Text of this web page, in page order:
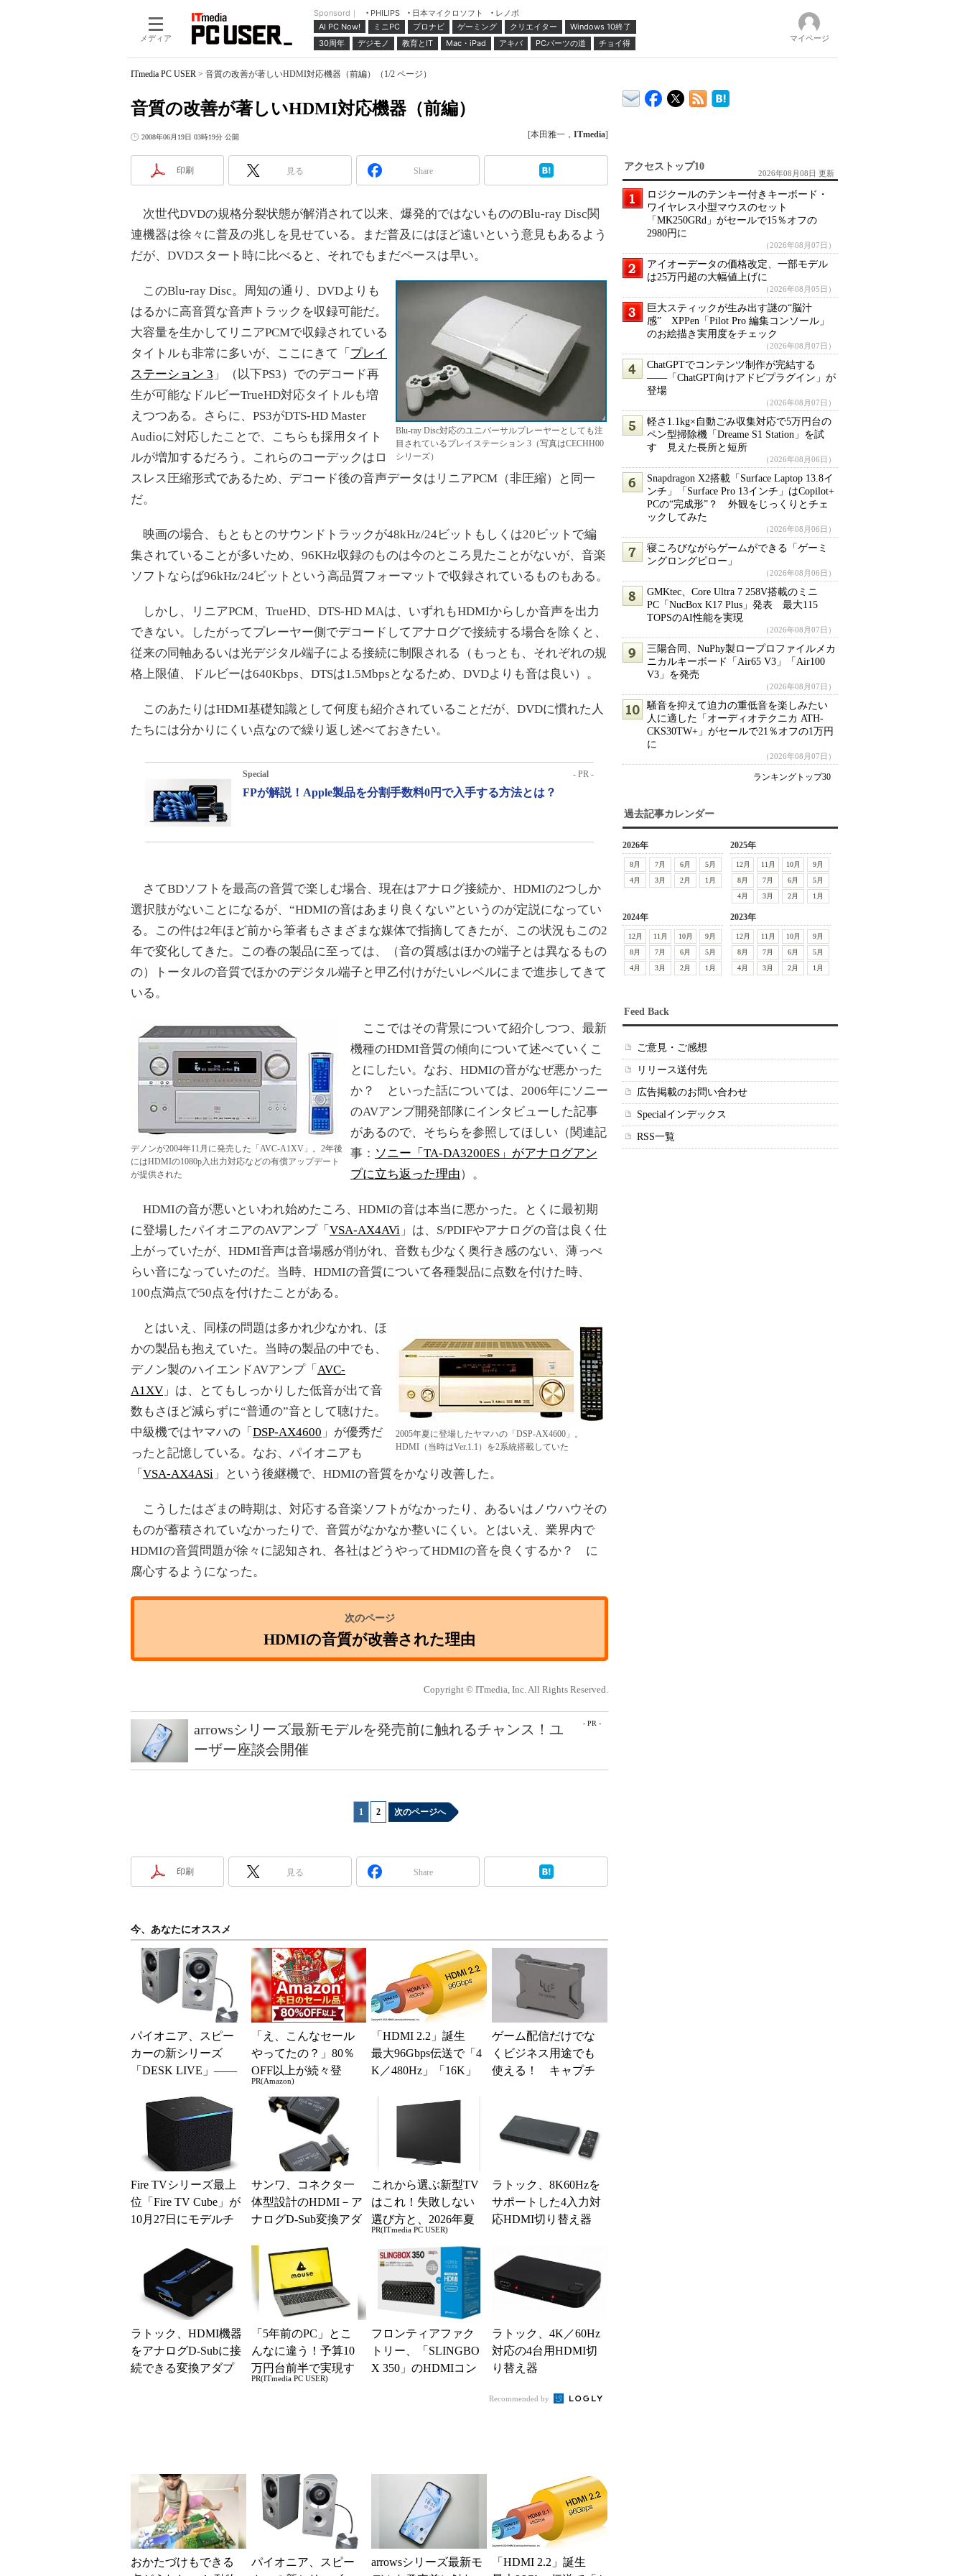
メディア
Sponsord｜ PHILIPS 日本マイクロソフト
レノボ
AI PC Now!
ミニPC プロナビ ゲーミング クリエイター
Windows 10終了
30周年
デジモノ 教育とIT Mac・iPad アキバ PCパーツの道 チョイ得 マイページ
ITmedia PC USER > 音質の改善が著しいHDMI対応機器（前編）（1/2 ページ）
音質の改善が著しいHDMI対応機器（前編）
2008年06月19日 03時19分 公開 [本田雅一， ITmedia]
印刷 見る Share
次世代DVDの規格分裂状態が解消されて以来、爆発的ではないもののBlu-ray Disc関
連機器は徐々に普及の兆しを見せている。まだ普及にはほど遠いという意見もあるよう
だが、DVDスタート時に比べると、それでもまだペースは早い。
Blu-ray Disc対応のユニバーサルプレーヤーとしても注
目されているプレイステーション 3（写真はCECHH00
シリーズ）
このBlu-ray Disc。周知の通り、DVDよりも
はるかに高音質な音声トラックを収録可能だ。
大容量を生かしてリニアPCMで収録されている
タイトルも非常に多いが、ここにきて「 プレイ
ステーション 3 」（以下PS3）でのデコード再
生が可能なドルビーTrueHD対応タイトルも増
えつつある。さらに、PS3がDTS-HD Master
Audioに対応したことで、こちらも採用タイト
ルが増加するだろう。これらのコーデックはロ
スレス圧縮形式であるため、デコード後の音声データはリニアPCM（非圧縮）と同一
だ。
映画の場合、もともとのサウンドトラックが48kHz/24ビットもしくは20ビットで編
集されていることが多いため、96KHz収録のものは今のところ見たことがないが、音楽
ソフトならば96kHz/24ビットという高品質フォーマットで収録されているものもある。
しかし、リニアPCM、TrueHD、DTS-HD MAは、いずれもHDMIからしか音声を出力
できない。したがってプレーヤー側でデコードしてアナログで接続する場合を除くと、
従来の同軸あるいは光デジタル端子による接続に制限される（もっとも、それぞれの規
格上限値、ドルビーは640Kbps、DTSは1.5Mbpsとなるため、DVDよりも音は良い）。
このあたりはHDMI基礎知識として何度も紹介されていることだが、DVDに慣れた人
たちには分かりにくい点なので繰り返し述べておきたい。
Special - PR -
FPが解説！Apple製品を分割手数料0円で入手する方法とは？
さてBDソフトを最高の音質で楽しむ場合、現在はアナログ接続か、HDMIの2つしか
選択肢がないことになるが、“HDMIの音はあまり良くない”というのが定説になってい
る。この件は2年ほど前から筆者もさまざまな媒体で指摘してきたが、この状況もこの2
年で変化してきた。この春の製品に至っては、（音の質感はほかの端子とは異なるもの
の）トータルの音質でほかのデジタル端子と甲乙付けがたいレベルにまで進歩してきて
いる。
デノンが2004年11月に発売した「AVC-A1XV」。2年後
にはHDMIの1080p入出力対応などの有償アップデート
が提供された
ここではその背景について紹介しつつ、最新
機種のHDMI音質の傾向について述べていくこ
とにしたい。なお、HDMIの音がなぜ悪かった
か？ といった話については、2006年にソニー
のAVアンプ開発部隊にインタビューした記事
があるので、そちらを参照してほしい（関連記
事： ソニー「TA-DA3200ES」がアナログアン
プに立ち返った理由）。
HDMIの音が悪いといわれ始めたころ、HDMIの音は本当に悪かった。とくに最初期
に登場したパイオニアのAVアンプ「 VSA-AX4AVi 」は、S/PDIFやアナログの音は良く仕
上がっていたが、HDMI音声は音場感が削がれ、音数も少なく奥行き感のない、薄っぺ
らい音になっていたのだ。当時、HDMIの音質について各種製品に点数を付けた時、
100点満点で50点を付けたことがある。
2005年夏に登場したヤマハの「DSP-AX4600」。
HDMI（当時はVer.1.1）を2系統搭載していた
とはいえ、同様の問題は多かれ少なかれ、ほ
かの製品も抱えていた。当時の製品の中でも、
デノン製のハイエンドAVアンプ「 AVC-
A1XV 」は、とてもしっかりした低音が出て音
数もさほど減らずに“普通の”音として聴けた。
中級機ではヤマハの「 DSP-AX4600 」が優秀だ
ったと記憶している。なお、パイオニアも
「 VSA-AX4ASi 」という後継機で、HDMIの音質をかなり改善した。
こうしたはざまの時期は、対応する音楽ソフトがなかったり、あるいはノウハウその
ものが蓄積されていなかったりで、音質がなかなか整いにくい。とはいえ、業界内で
HDMIの音質問題が徐々に認知され、各社はどうやってHDMIの音を良くするか？ に
腐心するようになった。
HDMIの音質が改善された理由
Copyright © ITmedia, Inc. All Rights Reserved.
- PR -
arrowsシリーズ最新モデルを発売前に触れるチャンス！ユ
ーザー座談会開催
1 2 次のページへ
印刷 見る Share
今、あなたにオススメ
パイオニア、スピー
カーの新シリーズ
「DESK LIVE」――
er...
「え、こんなセール
やってたの？」80％
OFF以上が続々登
場！Amazonの本気が
凄すぎる
PR(Amazon)
「HDMI 2.2」誕生
最大96Gbps伝送で「4
K／480Hz」「16K」
ゲーム配信だけでな
くビジネス用途でも
使える！ キャプチ
Fire TVシリーズ最上
位「Fire TV Cube」が
10月27日にモデルチ
サンワ、コネクタ一
体型設計のHDMI－ア
ナログD-Sub変換アダ
これから選ぶ新型TV
はこれ！失敗しない
選び方と、2026年夏
の一押しモデル
PR(ITmedia PC USER)
ラトック、8K60Hzを
サポートした4入力対
応HDMI切り替え器
ラトック、HDMI機器
をアナログD-Subに接
続できる変換アダプ
「5年前のPC」とこ
んなに違う！予算10
万円台前半で実現す
る快適PCライフ
PR(ITmedia PC USER)
フロンティアファク
トリー、「SLINGBO
X 350」のHDMIコン
ラトック、4K／60Hz
対応の4台用HDMI切
り替え器
Recommended by
おかたづけもできる
パイオニア、スピー
arrowsシリーズ最新モ
「HDMI 2.2」誕生
アクセストップ10
2026年08月08日 更新
ロジクールのテンキー付きキーボード・
ワイヤレス小型マウスのセット
「MK250GRd」がセールで15％オフの
2980円に
（2026年08月07日）
アイオーデータの価格改定、一部モデル
は25万円超の大幅値上げに
（2026年08月05日）
巨大スティックが生み出す謎の“脳汁
感” XPPen「Pilot Pro 編集コンソール」
のお絵描き実用度をチェック
（2026年08月07日）
ChatGPTでコンテンツ制作が完結する
――「ChatGPT向けアドビプラグイン」が
登場
（2026年08月07日）
軽さ1.1kg×自動ごみ収集対応で5万円台の
ペン型掃除機「Dreame S1 Station」を試
す 見えた長所と短所
（2026年08月06日）
Snapdragon X2搭載「Surface Laptop 13.8イ
ンチ」「Surface Pro 13インチ」はCopilot+
PCの“完成形”？ 外観をじっくりとチェ
ックしてみた
（2026年08月06日）
寝ころびながらゲームができる「ゲーミ
ングロングピロー」
（2026年08月06日）
GMKtec、Core Ultra 7 258V搭載のミニ
PC「NucBox K17 Plus」発表 最大115
TOPSのAI性能を実現
（2026年08月07日）
三陽合同、NuPhy製ロープロファイルメカ
ニカルキーボード「Air65 V3」「Air100
V3」を発売
（2026年08月07日）
騒音を抑えて迫力の重低音を楽しみたい
人に適した「オーディオテクニカ ATH-
CKS30TW+」がセールで21％オフの1万円
に
（2026年08月07日）
ランキングトップ30
過去記事カレンダー
2026年
8月 7月 6月
5月
4月
3月 2月 1月
2025年
12月 11月 10月
9月
8月
7月 6月
5月
4月
3月 2月 1月
2024年
12月 11月 10月
9月
8月
7月 6月
5月
4月
3月 2月 1月
2023年
12月 11月 10月
9月
8月
7月 6月
5月
4月
3月 2月 1月
Feed Back
ご意見・ご感想
リリース送付先
広告掲載のお問い合わせ
Specialインデックス
RSS一覧